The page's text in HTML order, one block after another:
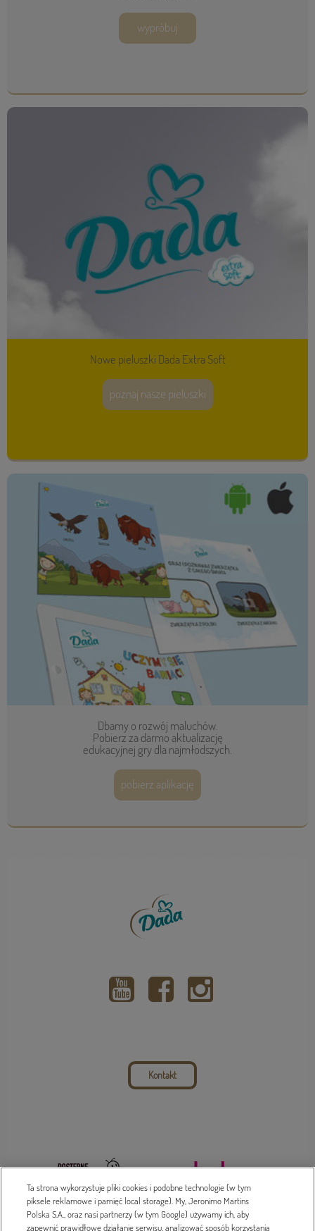
wypróbuj
Nowe pieluszki Dada Extra Soft
poznaj nasze pieluszki
Dbamy o rozwój maluchów.
Pobierz za darmo aktualizację
edukacyjnej gry dla najmłodszych.
pobierz aplikację
Kontakt
Ta strona wykorzystuje pliki cookies i podobne technologie (w tym
piksele reklamowe i pamięć local storage). My, Jeronimo Martins
Polska S.A., oraz nasi partnerzy (w tym Google) używamy ich, aby
zapewnić prawidłowe działanie serwisu, analizować sposób korzystania